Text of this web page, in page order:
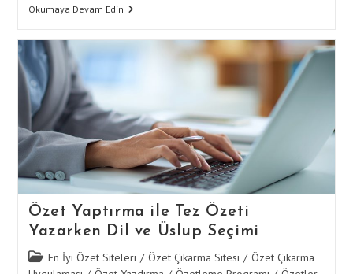
Okumaya Devam EdinTez
Revizyonu
Özet Yaptırma ile Tez Özeti
Yazarken Dil ve Üslup Seçimi
Post En İyi Özet Siteleri / Özet Çıkarma Sitesi / Özet Çıkarma